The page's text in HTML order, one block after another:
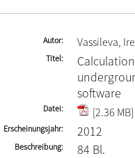
Autor Vassileva,
Titel
software
Datei [2.36 MB]
Erscheinungsjahr 2012
Beschreibung 84 Bl.